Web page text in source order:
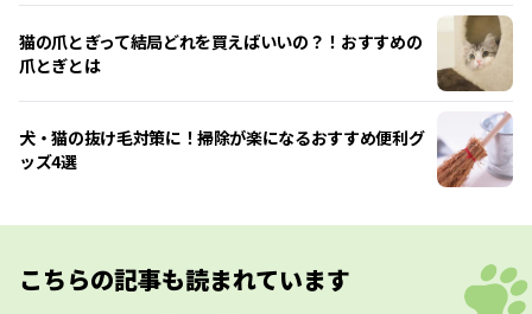
猫の爪とぎって結局どれを買えばいいの？！おすすめの
爪とぎとは
犬・猫の抜け毛対策に！掃除が楽になるおすすめ便利グ
ッズ4選
こちらの記事も読まれています